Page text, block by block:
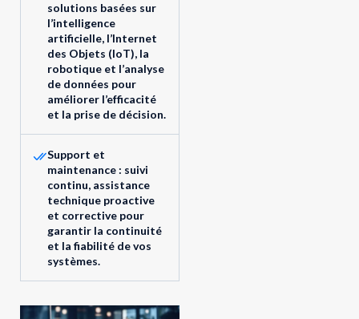
solutions basées sur
l’intelligence
artificielle, l’Internet
des Objets (IoT), la
robotique et l’analyse
de données pour
améliorer l’efficacité
et la prise de décision.
Support et
maintenance : suivi
continu, assistance
technique proactive
et corrective pour
garantir la continuité
et la fiabilité de vos
systèmes.